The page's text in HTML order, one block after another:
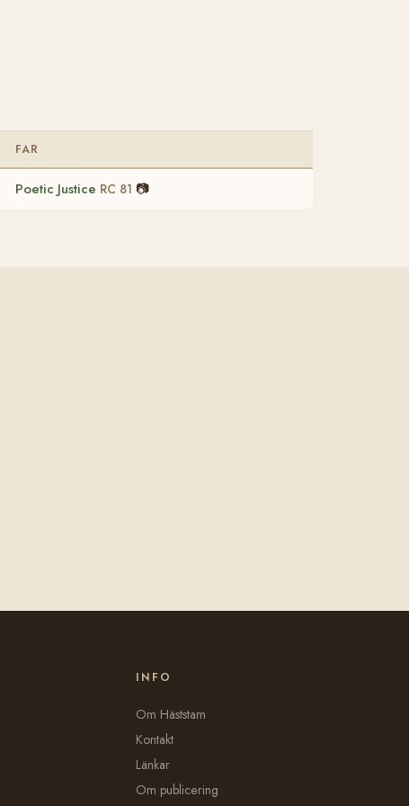
FAR
Poetic Justice RC 81 📷
INFO
Om Häststam
Kontakt
Länkar
Om publicering